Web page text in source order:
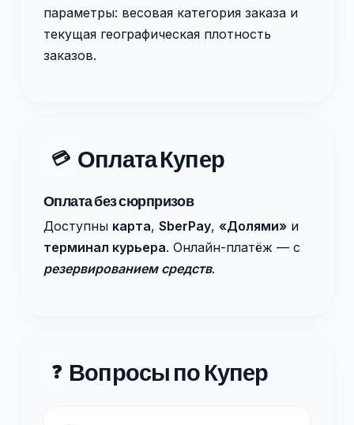
параметры: весовая категория заказа и
текущая географическая плотность
заказов.
💳 Оплата Купер
Оплата без сюрпризов
Доступны карта, SberPay, «Долями» и
терминал курьера. Онлайн-платёж — с
резервированием средств.
❓ Вопросы по Купер